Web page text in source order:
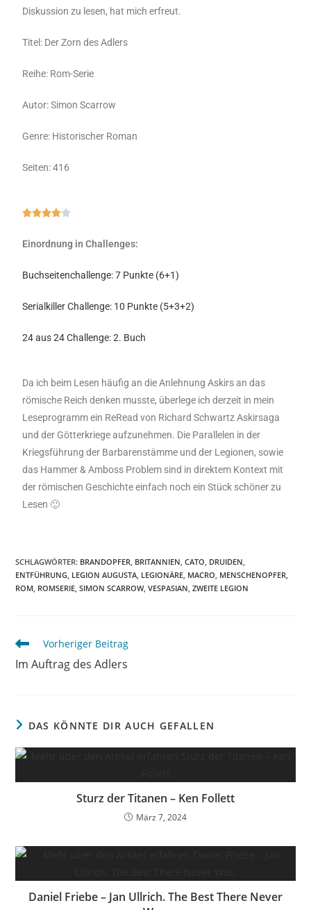
Diskussion zu lesen, hat mich erfreut.
Titel: Der Zorn des Adlers
Reihe: Rom-Serie
Autor: Simon Scarrow
Genre: Historischer Roman
Seiten: 416

Einordnung in Challenges:
Buchseitenchallenge: 7 Punkte (6+1)
Serialkiller Challenge: 10 Punkte (5+3+2)
24 aus 24 Challenge: 2. Buch
Da ich beim Lesen häufig an die Anlehnung Askirs an das
römische Reich denken musste, überlege ich derzeit in mein
Leseprogramm ein ReRead von Richard Schwartz Askirsaga
und der Götterkriege aufzunehmen. Die Parallelen in der
Kriegsführung der Barbarenstämme und der Legionen, sowie
das Hammer & Amboss Problem sind in direktem Kontext mit
der römischen Geschichte einfach noch ein Stück schöner zu
Lesen 🙂
SCHLAGWÖRTER: BRANDOPFER BRITANNIEN CATO DRUIDEN
ENTFÜHRUNG LEGION AUGUSTA LEGIONÄRE MACRO MENSCHENOPFER
ROM ROMSERIE SIMON SCARROW, VESPASIAN ZWEITE LEGION
Vorheriger Beitrag
Im Auftrag des Adlers
DAS KÖNNTE DIR AUCH GEFALLEN
Sturz der Titanen – Ken Follett
März 7, 2024
Daniel Friebe – Jan Ullrich. The Best There Never